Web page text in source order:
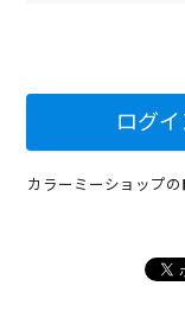
ログ
カラーミーショップの